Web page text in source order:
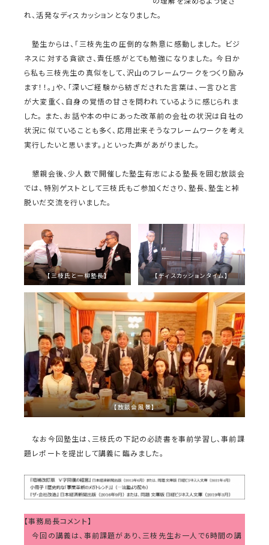
れ、活発なディスカッションとなりました。
塾生からは、「三枝先生の圧倒的な熱意に感動しました。 ビジ
ネスに対する貪欲さ、責任感がとても勉強になりました。 今日か
ら私も三枝先生の真似をして、沢山のフレームワークをつくり励み
ます！！。」や、「深いご経験から紡ぎだされた言葉は、一言ひと言
が大変重く、自身の覚悟の甘さを問われているように感じられま
した。 また、お話や本の中にあった改革前の会社の状況は自社の
状況に似ていることも多く、応用出来そうなフレームワークを考え
実行したいと思います。」といった声があがりました。
懇親会後、少人数で開催した塾生有志による塾長を囲む放談会
では、特別ゲストとして三枝氏もご参加くださり、塾長、塾生と裃
脱いだ交流を行いました。
【三枝氏と一柳塾長】 【ディスカッションタイム】
【放談会風景】
なお今回塾生は、三枝氏の下記の必読書を事前学習し、事前課
題レポートを提出して講義に臨みました。
【事務局長コメント】
今回の講義は、事前課題があり、三枝先生お一人で6時間の講